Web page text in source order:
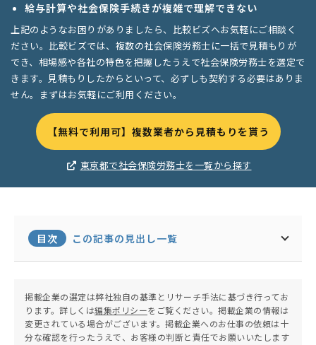
給与計算や社会保険手続きが複雑で理解できない
上記のようなお困りがありましたら、比較ビズへお気軽にご相談く
ださい。比較ビズでは、複数の社会保険労務士に一括で見積もりが
でき、相場感や各社の特色を把握したうえで社会保険労務士を選定で
きます。見積もりしたからといって、必ずしも契約する必要はありま
せん。まずはお気軽にご利用ください。
【無料で利用可】複数業者から見積もりを貰う
東京都で社会保険労務士を一覧から探す
目次 この記事の見出し一覧
掲載企業の選定は弊社独自の基準とリサーチ手法に基づき行ってお
ります。詳しくは編集ポリシーをご覧ください。掲載企業の情報は
変更されている場合がございます。掲載企業へのお仕事の依頼は十
分な確認を行ったうえで、お客様の判断と責任でお願いいたします